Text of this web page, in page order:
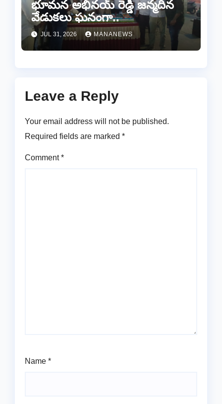
భూమన అభినయ్ రెడ్డి జన్మదిన
వేడుకలు ఘనంగా..
JUL 31, 2026 MANANEWS
Leave a Reply
Your email address will not be published.
Required fields are marked *
Comment*
Name *